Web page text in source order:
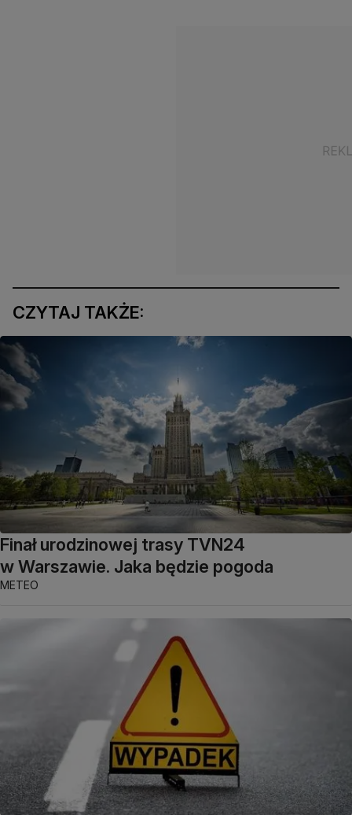
CZYTAJ TAKŻE:
Finał urodzinowej trasy TVN24
w Warszawie. Jaka będzie pogoda
METEO